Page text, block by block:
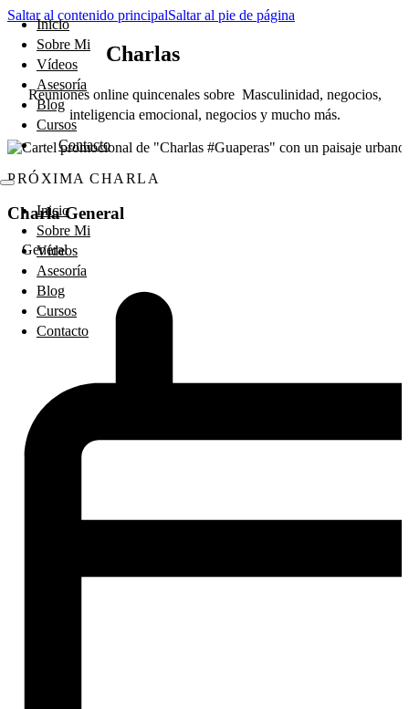
Saltar al contenido principalSaltar al pie de página
Inicio
Sobre Mi
Vídeos
Asesoría
Blog
Cursos
Contacto
Inicio
Sobre Mi
Vídeos
Asesoría
Blog
Cursos
Contacto
Charlas
Reuniones online quincenales sobre Masculinidad, negocios,
inteligencia emocional, negocios y mucho más.
PRÓXIMA CHARLA
Charla General
General